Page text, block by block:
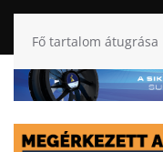
Fő tartalom átugrása